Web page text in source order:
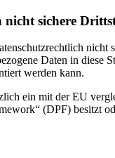
sichere
Daten in diese
werden kann.
ein mit der EU
(DPF) besitzt